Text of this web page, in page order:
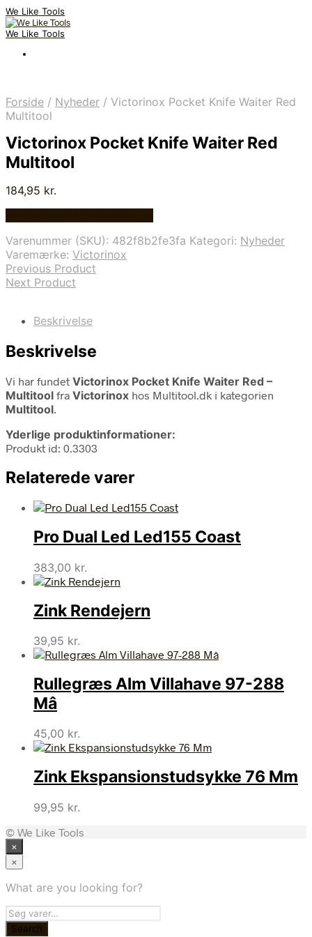
We Like Tools
We Like Tools
Forside / Nyheder / Victorinox Pocket Knife Waiter Red
Multitool
Victorinox Pocket Knife Waiter Red
Multitool
184,95 kr.
Varenummer (SKU): 482f8b2fe3fa Kategori: Nyheder
Varemærke: Victorinox
Previous Product
Next Product
Beskrivelse
Beskrivelse
Vi har fundet Victorinox Pocket Knife Waiter Red –
Multitool fra Victorinox hos Multitool.dk i kategorien
Multitool.
Yderlige produktinformationer:
Produkt id: 0.3303
Relaterede varer
Pro Dual Led Led155 Coast
383,00 kr.
Zink Rendejern
39,95 kr.
Rullegræs Alm Villahave 97-288
Mâ
45,00 kr.
Zink Ekspansionstudsykke 76 Mm
99,95 kr.
© We Like Tools
×
×
What are you looking for?